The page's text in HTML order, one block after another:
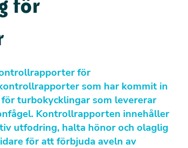
för
för
som har kommit in
turbokycklingar som levererar
Kontrollrapporten innehåller
utfodring, halta hönor och olaglig
för att förbjuda aveln av